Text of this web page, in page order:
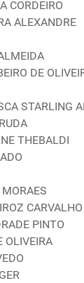
CORDEIRO
ALEXANDRE
DE
STARLING
THEBALDI
PINTO
OLIVEIRA